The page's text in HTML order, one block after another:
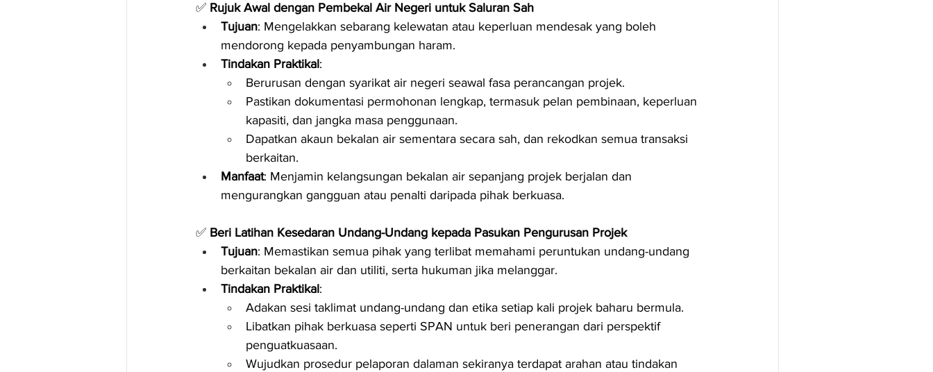
✅ Rujuk Awal dengan Pembekal Air Negeri untuk Saluran Sah
Tujuan: Mengelakkan sebarang kelewatan atau keperluan mendesak yang boleh
mendorong kepada penyambungan haram.
Tindakan Praktikal:
Berurusan dengan syarikat air negeri seawal fasa perancangan projek.
Pastikan dokumentasi permohonan lengkap, termasuk pelan pembinaan, keperluan
kapasiti, dan jangka masa penggunaan.
Dapatkan akaun bekalan air sementara secara sah, dan rekodkan semua transaksi
berkaitan.
Manfaat: Menjamin kelangsungan bekalan air sepanjang projek berjalan dan
mengurangkan gangguan atau penalti daripada pihak berkuasa.
✅ Beri Latihan Kesedaran Undang-Undang kepada Pasukan Pengurusan Projek
Tujuan: Memastikan semua pihak yang terlibat memahami peruntukan undang-undang
berkaitan bekalan air dan utiliti, serta hukuman jika melanggar.
Tindakan Praktikal:
Adakan sesi taklimat undang-undang dan etika setiap kali projek baharu bermula.
Libatkan pihak berkuasa seperti SPAN untuk beri penerangan dari perspektif
penguatkuasaan.
Wujudkan prosedur pelaporan dalaman sekiranya terdapat arahan atau tindakan